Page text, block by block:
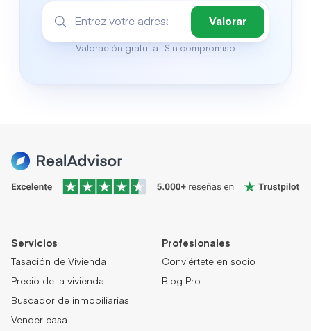
Valorar
Valoración gratuita · Sin compromiso
Servicios
Tasación de Vivienda
Precio de la vivienda
Buscador de inmobiliarias
Vender casa
Profesionales
Conviértete en socio
Blog Pro